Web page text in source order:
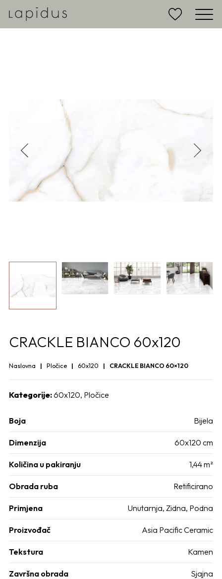
CRACKLE BIANCO 60x120
Naslovna Pločice 60x120 CRACKLE BIANCO 60×120
Kategorije:60x120, Pločice
Boja Bijela
Dimenzija 60x120 cm
Količina u pakiranju 1,44 m²
Obrada ruba Retificirano
Primjena Unutarnja, Zidna, Podna
Proizvođač Asia Pacific Ceramic
Tekstura Kamen
Završna obrada Sjajna